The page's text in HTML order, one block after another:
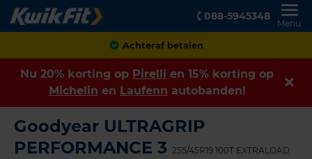
088-5945348
Menu
Achteraf betalen
Nu 20% korting op Pirelli en 15% korting op
Michelin en Laufenn autobanden!
Goodyear ULTRAGRIP
PERFORMANCE 3 255/45R19 100T EXTRALOAD